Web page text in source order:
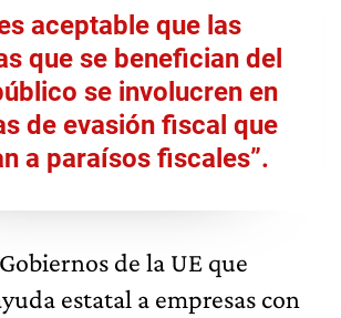
aceptable que las
que se benefician del
se involucren en
de evasión fiscal que
a paraísos fiscales”.
de la UE que
estatal a empresas con